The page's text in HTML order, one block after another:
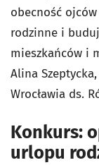
obecność
rodzinne i
mieszkańców i
Alina Szeptycka,
Wrocławia ds.
Konkurs:
urlopu